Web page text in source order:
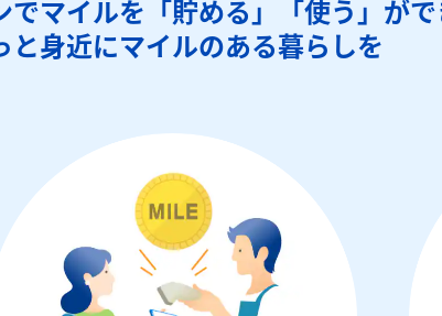
でマイルを「貯める」「使う」が
と身近にマイルのある暮らしを